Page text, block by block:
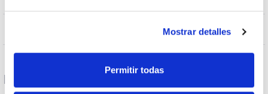
Mostrar detalles
Permitir todas
AL
Performance